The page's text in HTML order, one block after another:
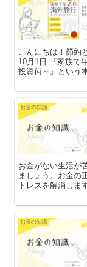
こんにちは！節約
10月1日 『家族で
投資術～』という
お金の知識
お金がない生活が
ましょう。お金の
トレスを解消します
お金の知識